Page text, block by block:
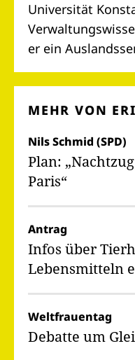
Universität
er ein
MEHR VON
Nils Schmid (SPD)
Plan:
Paris“
Antrag
Infos über
Lebensmitteln
Weltfrauentag
Debatte um